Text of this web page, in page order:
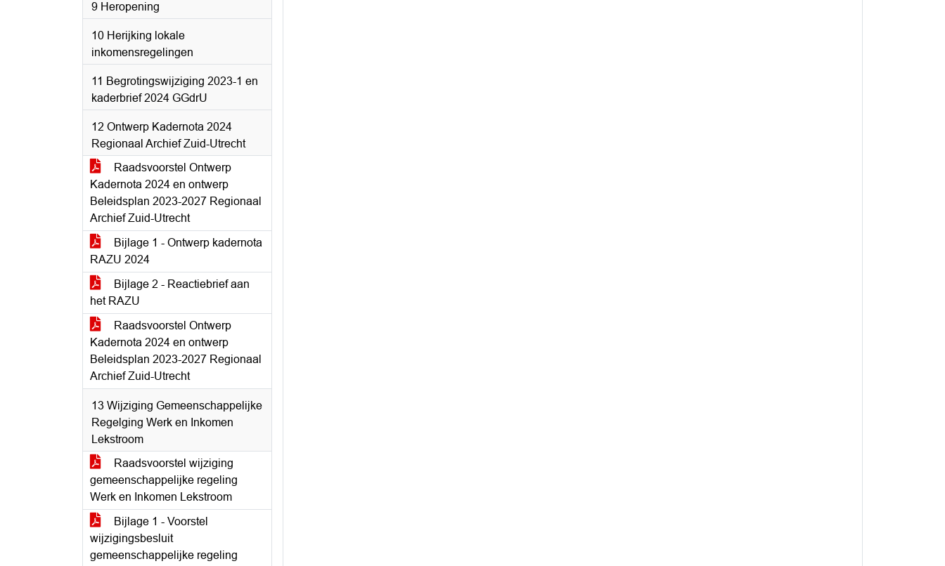
9 Heropening
10 Herijking lokale
inkomensregelingen
11 Begrotingswijziging 2023-1 en
kaderbrief 2024 GGdrU
12 Ontwerp Kadernota 2024
Regionaal Archief Zuid-Utrecht
Raadsvoorstel Ontwerp
Kadernota 2024 en ontwerp
Beleidsplan 2023-2027 Regionaal
Archief Zuid-Utrecht
Bijlage 1 - Ontwerp kadernota
RAZU 2024
Bijlage 2 - Reactiebrief aan
het RAZU
Raadsvoorstel Ontwerp
Kadernota 2024 en ontwerp
Beleidsplan 2023-2027 Regionaal
Archief Zuid-Utrecht
13 Wijziging Gemeenschappelijke
Regelging Werk en Inkomen
Lekstroom
Raadsvoorstel wijziging
gemeenschappelijke regeling
Werk en Inkomen Lekstroom
Bijlage 1 - Voorstel
wijzigingsbesluit
gemeenschappelijke regeling